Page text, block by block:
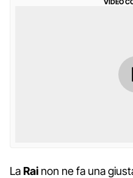
VIDEO
LaRai non ne fa una